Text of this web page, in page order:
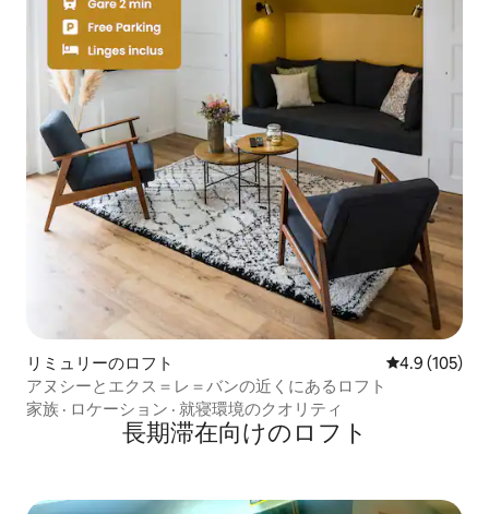
リミュリーのロフト レビュー105
4.9 (105)
アヌシーとエクス＝レ＝バンの近くにあるロフト
家族 · ロケーション · 就寝環境のクオリティ
長期滞在向けのロフト